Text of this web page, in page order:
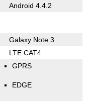
Android 4.4.2
Galaxy Note 3
LTE CAT4
GPRS
EDGE